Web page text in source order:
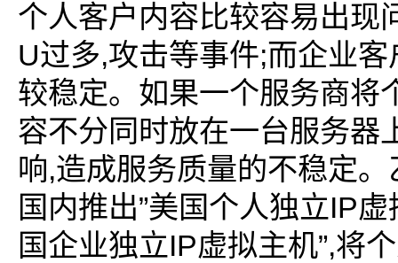
个人客户内容比较容易出现
U过多,攻击等事件;而企业客
较稳定。如果一个服务商将
容不分同时放在一台服务器
响,造成服务质量的不稳定
国内推出”美国个人独立IP虚
国企业独立IP虚拟主机”,将